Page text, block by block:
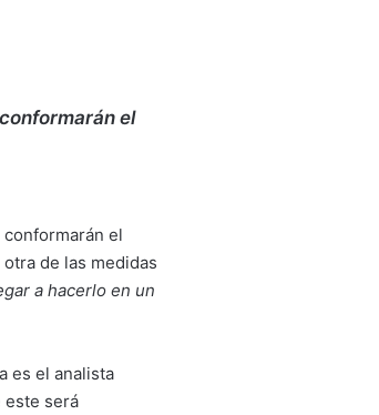
el
el
de las medidas
a hacerlo en un
es el analista
este será